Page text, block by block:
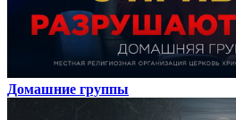
Домашние группы